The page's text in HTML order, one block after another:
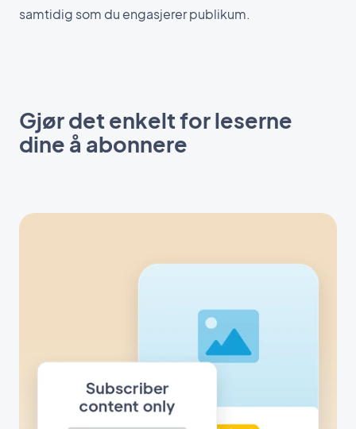
samtidig som du engasjerer publikum.
Gjør det enkelt for leserne
dine å abonnere